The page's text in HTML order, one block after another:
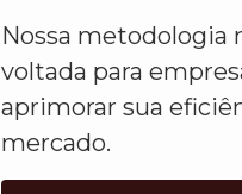
Nossa metodologia
voltada para
aprimorar sua
mercado.